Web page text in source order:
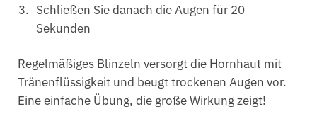
Schließen Sie danach die Augen für 20
Sekunden
Regelmäßiges Blinzeln versorgt die Hornhaut mit
Tränenflüssigkeit und beugt trockenen Augen vor.
Eine einfache Übung, die große Wirkung zeigt!